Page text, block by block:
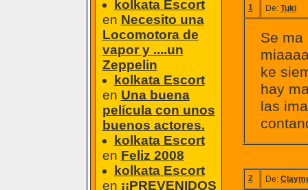
kolkata Escort
en Necesito una
Locomotora de
vapor y ....un
Zeppelin
kolkata Escort
en Una buena
película con unos
buenos actores.
kolkata Escort
en Feliz 2008
kolkata Escort
en ¡¡PREVENIDOS
1 De: Tuki
Se ma
ke
hay
las
2 De: